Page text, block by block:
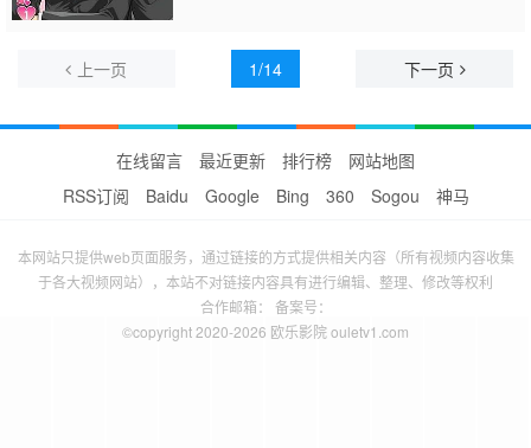
惠 疋田高志
上一页 1/14 下一页
在线留言 最近更新 排行榜
网站地图
RSS订阅
Baidu Google Bing 360 Sogou 神马
本网站只提供web页面服务，通过链接的方式提供相关内容（所有视频内容收集
于各大视频网站），本站不对链接内容具有进行编辑、整理、修改等权利
合作邮箱： 备案号：
©copyright 2020-2026 欧乐影院 ouletv1.com